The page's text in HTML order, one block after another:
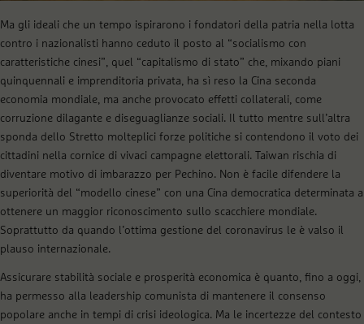
Ma gli ideali che un tempo ispirarono i fondatori della patria nella lotta
contro i nazionalisti hanno ceduto il posto al “socialismo con
caratteristiche cinesi”, quel “capitalismo di stato” che, mixando piani
quinquennali e imprenditoria privata, ha sì reso la Cina seconda
economia mondiale, ma anche provocato effetti collaterali, come
corruzione dilagante e diseguaglianze sociali. Il tutto mentre sull’altra
sponda dello Stretto molteplici forze politiche si contendono il voto dei
cittadini nella cornice di vivaci campagne elettorali. Taiwan rischia di
diventare motivo di imbarazzo per Pechino. Non è facile difendere la
superiorità del “modello cinese” con una Cina democratica determinata a
ottenere un maggior riconoscimento sullo scacchiere mondiale.
Soprattutto da quando l’ottima gestione del coronavirus le è valso il
plauso internazionale.
Assicurare stabilità sociale e prosperità economica è quanto, fino a oggi,
ha permesso alla leadership comunista di mantenere il consenso
popolare anche in tempi di crisi ideologica. Ma le incertezze del contesto